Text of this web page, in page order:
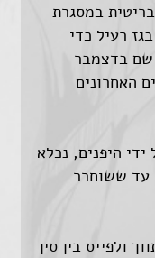
במסגרת
רעיל כדי
שם בדצמבר
האחרונים
היפנים, נכלא
עד ששוחרר
ואף ניסה לתווך ולפייס בין סין